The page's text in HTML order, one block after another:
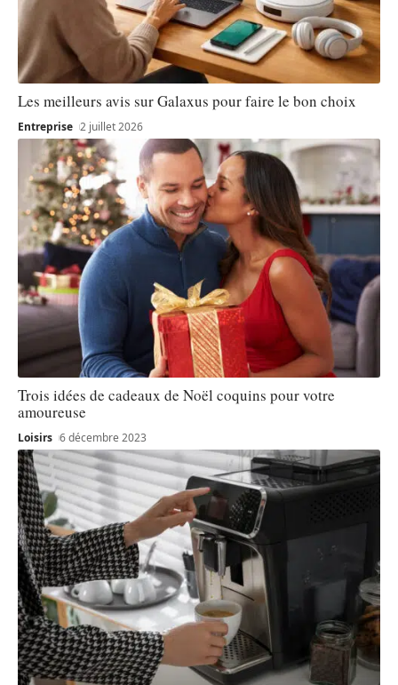
Les meilleurs avis sur Galaxus pour faire le bon choix
Entreprise 2 juillet 2026
Trois idées de cadeaux de Noël coquins pour votre
amoureuse
Loisirs 6 décembre 2023